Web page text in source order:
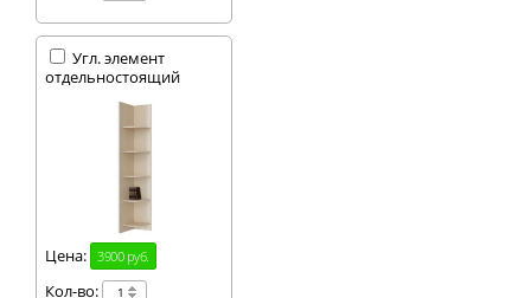
Угл. элемент
отдельностоящий
Цена: 3900 руб.
Кол-во: